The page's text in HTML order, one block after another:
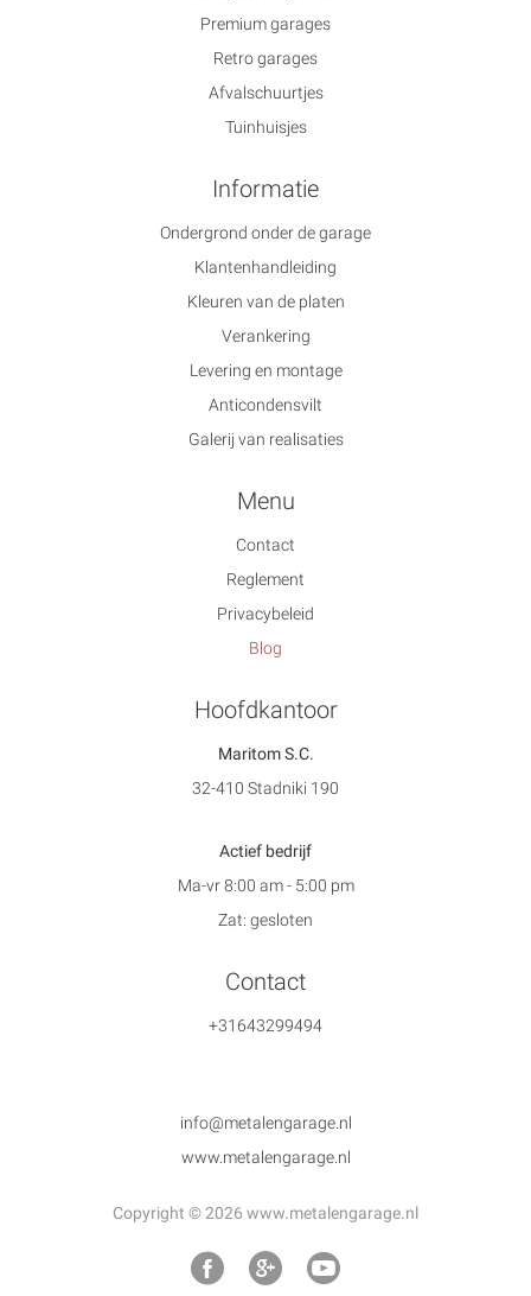
Premium garages
Retro garages
Afvalschuurtjes
Tuinhuisjes
Informatie
Ondergrond onder de garage
Klantenhandleiding
Kleuren van de platen
Verankering
Levering en montage
Anticondensvilt
Galerij van realisaties
Menu
Contact
Reglement
Privacybeleid
Blog
Hoofdkantoor
Maritom S.C.
32-410 Stadniki 190
Actief bedrijf
Ma-vr 8:00 am - 5:00 pm
Zat: gesloten
Contact
+31643299494
info@metalengarage.nl
www.metalengarage.nl
Copyright © 2026 www.metalengarage.nl